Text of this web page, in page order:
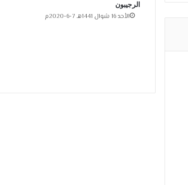
الرجيبون
الأحد 16 شوال 1441هـ 7-6-2020م